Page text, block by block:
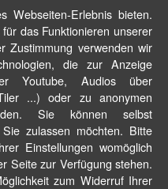
Webseiten-Erlebnis bieten.
das Funktionieren unserer
Zustimmung verwenden wir
die zur Anzeige
Youtube, Audios über
...) oder zu anonymen
Sie können selbst
zulassen möchten. Bitte
Einstellungen womöglich
Seite zur Verfügung stehen.
zum Widerruf Ihrer